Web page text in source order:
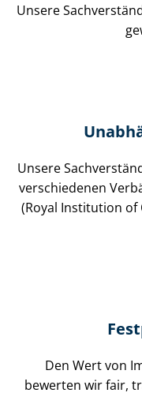
Unsere
Unsere
verschiedenen
(Royal Institution of
Den Wert von
bewerten wir fair,